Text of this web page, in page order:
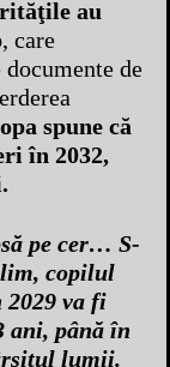
au
, care
de
spune că
în 2032,
pe cer… S-
copilul
va fi
ani, până în
lumii.